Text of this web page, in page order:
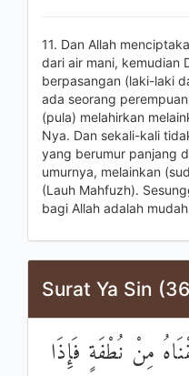
11. Dan Allah
dari air mani, kemudian
berpasangan (laki-laki
ada seorang
(pula) melahirkan
Nya. Dan sekali-kali
yang berumur panjang
umurnya, melainkan
(Lauh Mahfuzh).
bagi Allah adalah
Surat Ya Sin
مِنْ نُطْفَةٍ فَإِذَا